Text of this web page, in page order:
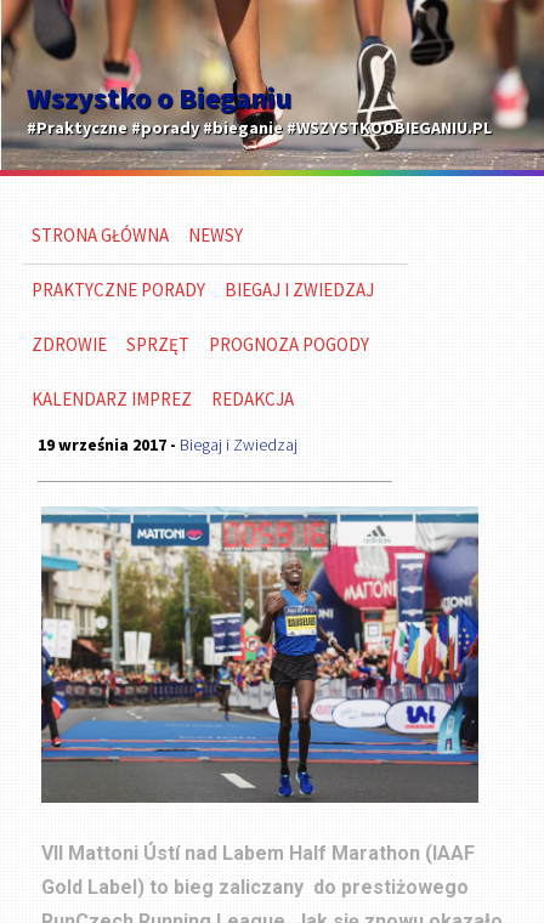
Wszystko o Bieganiu
#Praktyczne #porady #bieganie #WSZYSTKOOBIEGANIU.PL
STRONA GŁÓWNA NEWSY
PRAKTYCZNE PORADY BIEGAJ I ZWIEDZAJ
ZDROWIE SPRZĘT PROGNOZA POGODY
KALENDARZ IMPREZ REDAKCJA
19 września 2017 - Biegaj i Zwiedzaj
VII Mattoni Ústí nad Labem Half Marathon (IAAF
Gold Label) to bieg zaliczany do prestiżowego